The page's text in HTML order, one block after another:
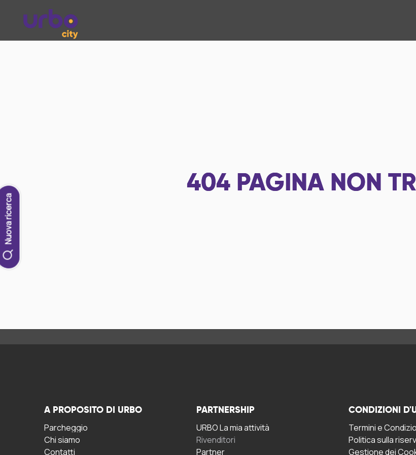
Nuova ricerca
404 PAGINA NON
A PROPOSITO DI URBO
Parcheggio
Chi siamo
Contatti
PARTNERSHIP
URBO La mia attività
Rivenditori
Partner
CONDIZIONI
Termini e
Politica sulla
Gestione dei